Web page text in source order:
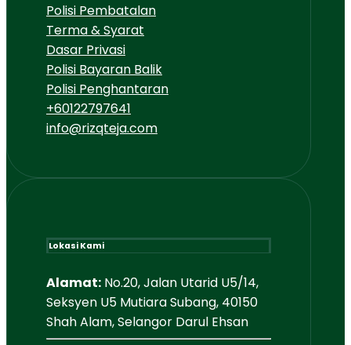
Polisi Pembatalan
Terma & Syarat
Dasar Privasi
Polisi Bayaran Balik
Polisi Penghantaran
+60122797641
info@rizqteja.com
Lokasi Kami
Alamat: No.20, Jalan Utarid U5/14,
Seksyen U5 Mutiara Subang, 40150
Shah Alam, Selangor Darul Ehsan